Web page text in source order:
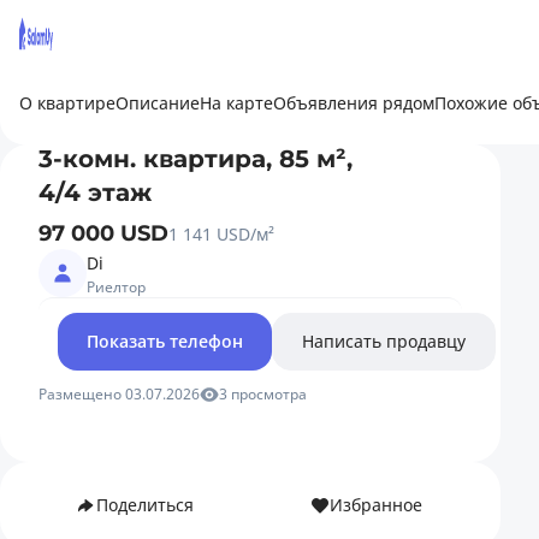
О квартиреОписаниеНа картеОбъявления рядомПохожие
3-комн. квартира, 85 м²,
4/4 этаж
97 000 USD1 141 USD/м²
Di
Риелтор
Показать телефон Написать продавцу
Размещено 03.07.2026 3 просмотра
Поделиться Избранное